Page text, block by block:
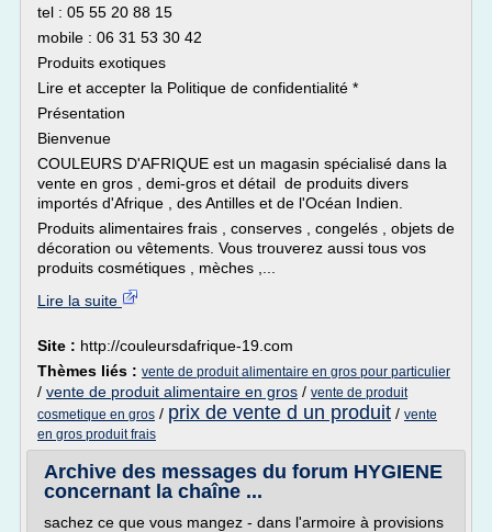
tel : 05 55 20 88 15
mobile : 06 31 53 30 42
Produits exotiques
Lire et accepter la Politique de confidentialité *
Présentation
Bienvenue
COULEURS D'AFRIQUE est un magasin spécialisé dans la
vente en gros , demi-gros et détail de produits divers
importés d'Afrique , des Antilles et de l'Océan Indien.
Produits alimentaires frais , conserves , congelés , objets de
décoration ou vêtements. Vous trouverez aussi tous vos
produits cosmétiques , mèches ,...
Lire la suite
Site : http://couleursdafrique-19.com
Thèmes liés : vente de produit alimentaire en gros pour particulier
/ vente de produit alimentaire en gros / vente de produit
cosmetique en gros / prix de vente d un produit / vente
en gros produit frais
Archive des messages du forum HYGIENE
concernant la chaîne ...
sachez ce que vous mangez - dans l'armoire à provisions